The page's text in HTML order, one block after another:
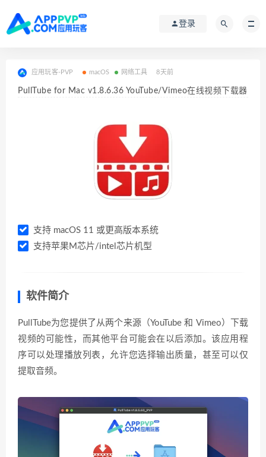
登录
应用玩客-PVP macOS 网络工具 8天前
PullTube for Mac v1.8.6.36 YouTube/Vimeo在线视频下载器
支持 macOS 11 或更高版本系统
支持苹果M芯片/intel芯片机型
软件简介
PullTube为您提供了从两个来源（YouTube 和 Vimeo）下载
视频的可能性，而其他平台可能会在以后添加。该应用程
序可以处理播放列表，允许您选择输出质量，甚至可以仅
提取音频。